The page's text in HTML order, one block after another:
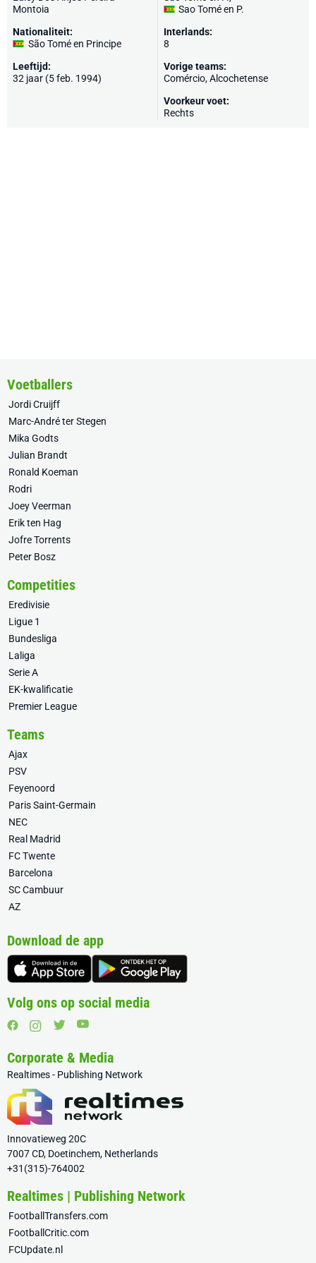
Montoia
Nationaliteit:
São Tomé en Principe
Leeftijd:
32 jaar (5 feb. 1994)
Sao Tomé en P.
Interlands:
8
Vorige teams:
Comércio, Alcochetense
Voorkeur voet:
Rechts
Voetballers
Jordi Cruijff
Marc-André ter Stegen
Mika Godts
Julian Brandt
Ronald Koeman
Rodri
Joey Veerman
Erik ten Hag
Jofre Torrents
Peter Bosz
Competities
Eredivisie
Ligue 1
Bundesliga
Laliga
Serie A
EK-kwalificatie
Premier League
Teams
Ajax
PSV
Feyenoord
Paris Saint-Germain
NEC
Real Madrid
FC Twente
Barcelona
SC Cambuur
AZ
Download de app
Volg ons op social media
Corporate & Media
Realtimes - Publishing Network
Innovatieweg 20C
7007 CD, Doetinchem, Netherlands
+31(315)-764002
Realtimes | Publishing Network
FootballTransfers.com
FootballCritic.com
FCUpdate.nl